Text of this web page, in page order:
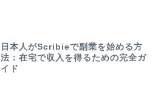
日本人がScribieで副業を始める方
法：在宅で収入を得るための完全ガ
イド